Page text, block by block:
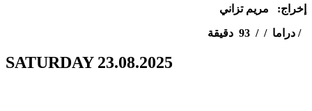
إخراج: مريمتزاني
دراما / / 93 دقيقة /
SATURDAY 23.08.2025